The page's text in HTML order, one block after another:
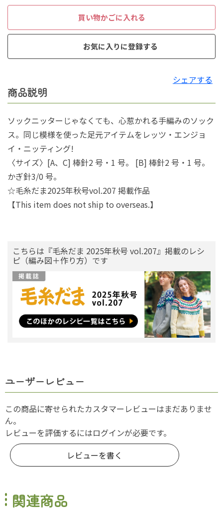
買い物かごに入れる
お気に入りに登録する
シェアする
商品説明
ソックニッターじゃなくても、心惹かれる手編みのソック
ス。同じ模様を使った足元アイテムをレッツ・エンジョ
イ・ニッティング!
〈サイズ〉[A、C] 棒針2 号・1 号。 [B] 棒針2 号・1 号。
かぎ針3/0 号。
☆毛糸だま2025年秋号vol.207 掲載作品
【This item does not ship to overseas.】
こちらは『毛糸だま 2025年秋号 vol.207』掲載のレシ
ピ（編み図＋作り方）です
ユーザーレビュー
この商品に寄せられたカスタマーレビューはまだありませ
ん。
レビューを評価するにはログインが必要です。
レビューを書く
関連商品